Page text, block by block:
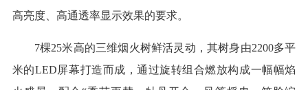
高亮度、高通透率显示效果的要求。
7棵25米高的三维烟火树鲜活灵动，其树身由2200多平
米的LED屏幕打造而成，通过旋转组合燃放构成一幅幅焰